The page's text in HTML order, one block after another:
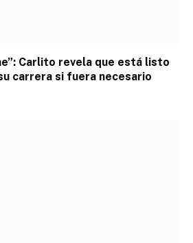
Carlito revela que está listo
carrera si fuera necesario